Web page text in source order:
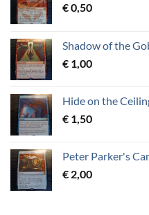
€0,50
Shadow of the
€ 1,00
Hide on the
€ 1,50
Peter Parker's
€ 2,00